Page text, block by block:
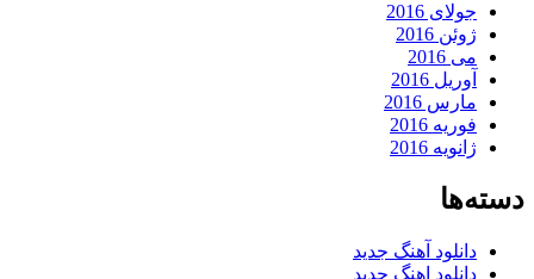
جولای 2016
ژوئن 2016
می 2016
آوریل 2016
مارس 2016
فوریه 2016
ژانویه 2016
دسته‌ها
دانلود آهنگ جدید
دانلود اهنگ جدید